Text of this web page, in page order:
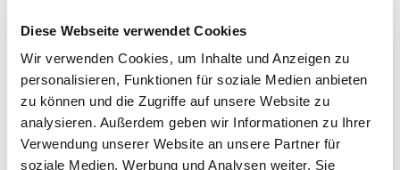
Diese Webseite verwendet Cookies
Wir verwenden Cookies, um Inhalte und Anzeigen zu
personalisieren, Funktionen für soziale Medien anbieten
zu können und die Zugriffe auf unsere Website zu
analysieren. Außerdem geben wir Informationen zu Ihrer
Verwendung unserer Website an unsere Partner für
soziale Medien, Werbung und Analysen weiter. Sie
Letzter Beitragvon pichocki
Mi., 20. Apr 2016 11:54
Umstellung von SMB6 auf SMB7- nach Datenbankübername
Abstzurz
von
gabschr »
Di., 05. Apr 2016 20:25
2Antworten
20177Zugriffe
Letzter Beitragvongabschr